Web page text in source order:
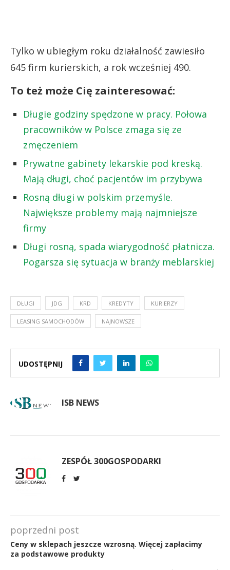
Tylko w ubiegłym roku działalność zawiesiło
645 firm kurierskich, a rok wcześniej 490.
To też może Cię zainteresować:
Długie godziny spędzone w pracy. Połowa
pracowników w Polsce zmaga się ze
zmęczeniem
Prywatne gabinety lekarskie pod kreską.
Mają długi, choć pacjentów im przybywa
Rosną długi w polskim przemyśle.
Największe problemy mają najmniejsze
firmy
Długi rosną, spada wiarygodność płatnicza.
Pogarsza się sytuacja w branży meblarskiej
DŁUGI JDG KRD KREDYTY KURIERZY
LEASING SAMOCHODÓW NAJNOWSZE
UDOSTĘPNIJ
ISB NEWS
ZESPÓŁ 300GOSPODARKI
poprzedni post
Ceny w sklepach jeszcze wzrosną. Więcej zapłacimy
za podstawowe produkty